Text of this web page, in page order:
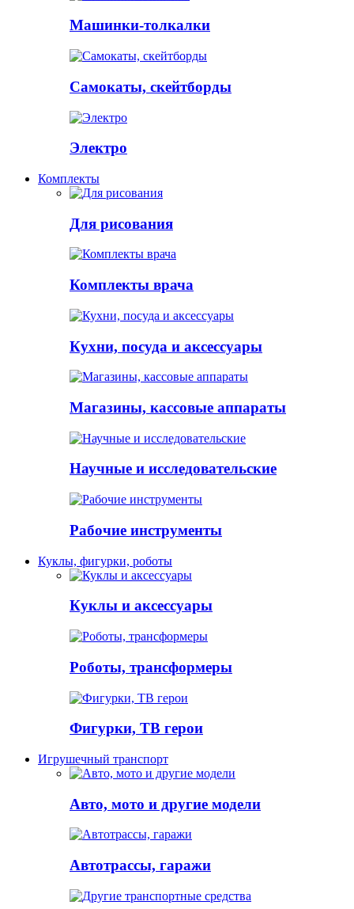
Машинки-толкалки
Самокаты, скейтборды
Электро
Комплекты
Для рисования
Комплекты врача
Кухни, посуда и аксессуары
Магазины, кассовые аппараты
Научные и исследовательские
Рабочие инструменты
Куклы, фигурки, роботы
Куклы и аксессуары
Роботы, трансформеры
Фигурки, ТВ герои
Игрушечный транспорт
Авто, мото и другие модели
Автотрассы, гаражи